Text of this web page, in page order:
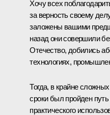
Хочу всех
за верность своему
заложены вашими
назад они совершили
Отечество, добились
технологиях,
Тогда, в крайне
сроки был пройден путь
практического